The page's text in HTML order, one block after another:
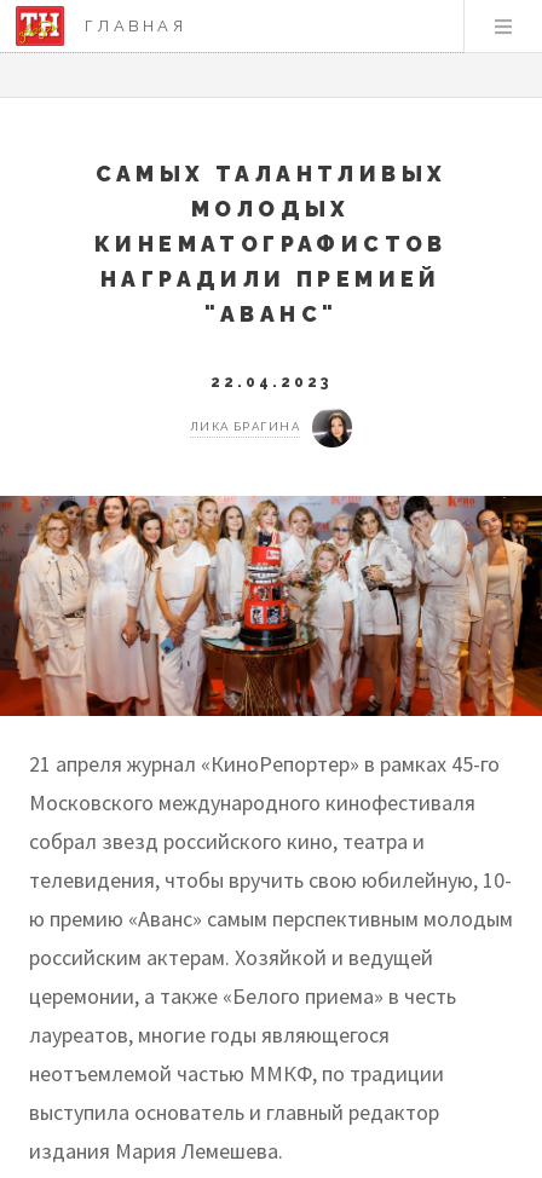
ГЛАВНАЯ
САМЫХ ТАЛАНТЛИВЫХ
МОЛОДЫХ
КИНЕМАТОГРАФИСТОВ
НАГРАДИЛИ ПРЕМИЕЙ
"АВАНС"
22.04.2023
ЛИКА БРАГИНА
21 апреля журнал «КиноРепортер» в рамках 45-го
Московского международного кинофестиваля
собрал звезд российского кино, театра и
телевидения, чтобы вручить свою юбилейную, 10-
ю премию «Аванс» самым перспективным молодым
российским актерам. Хозяйкой и ведущей
церемонии, а также «Белого приема» в честь
лауреатов, многие годы являющегося
неотъемлемой частью ММКФ, по традиции
выступила основатель и главный редактор
издания Мария Лемешева.